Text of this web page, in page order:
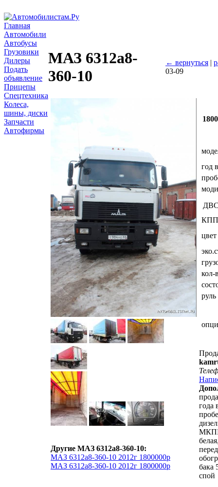
Главная
Автомобили
Автобусы
Грузовики
Дилеры
Подать
объявление
Прицепы
Спецтехника
Колеса,
шины, диски
Запчасти
Автофирмы
МАЗ 6312а8-
360-10
← вернуться |
03-09
Другие МАЗ 6312а8-360-10:
МАЗ 6312а8-360-10 2012г 1800000р
МАЗ 6312а8-360-10 2012г 1800000р
год
КПП
цвет
кол-
руль
года
бака
спой